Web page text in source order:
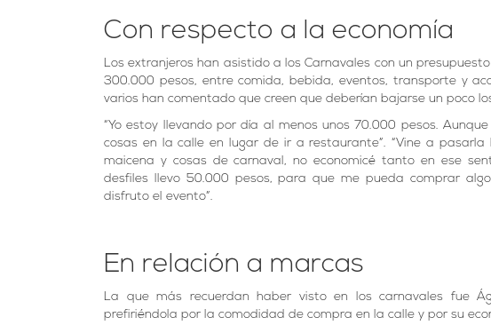
Con respecto a la economía
Los extranjeros han asistido a los Carnavales con un
300.000 pesos, entre comida, bebida, eventos, transporte y
varios han comentado que creen que deberían bajarse un poco
“Yo estoy llevando por día al menos unos 70.000 pesos.
cosas en la calle en lugar de ir a restaurante”. “Vine a pasarla
maicena y cosas de carnaval, no economicé tanto en ese
desfiles llevo 50.000 pesos, para que me pueda comprar
disfruto el evento”.
En relación a marcas
La que más recuerdan haber visto en los carnavales fue
prefiriéndola por la comodidad de compra en la calle y por su